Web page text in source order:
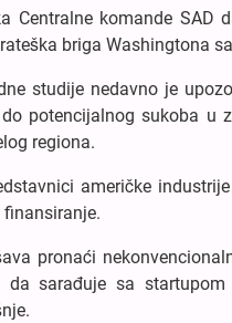
Centralne komande
briga Washingtona
studije nedavno je
potencijalnog sukoba u
regiona.
američke
pronaći
da sarađuje sa